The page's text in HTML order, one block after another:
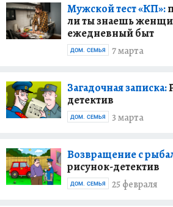
Мужской тест «КП»:
ли ты знаешь
ежедневный быт
7 марта
ДОМ. СЕМЬЯ
Загадочная записка:
детектив
3 марта
ДОМ. СЕМЬЯ
Возвращение с
рисунок-детектив
25 февраля
ДОМ. СЕМЬЯ